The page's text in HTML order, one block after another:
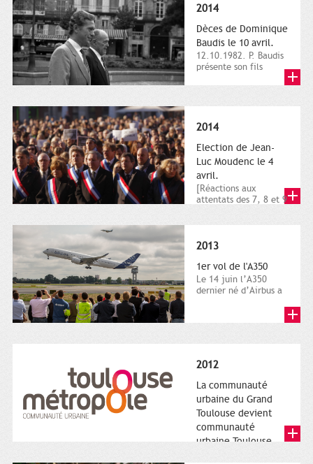
2014
Dèces de Dominique
Baudis le 10 avril.
12.10.1982. P. Baudis
présente son fils
2014
Election de Jean-
Luc Moudenc le 4
avril.
[Réactions aux
attentats des 7, 8 et 9
2013
1er vol de l'A350
Le 14 juin l’A350
dernier né d’Airbus a
2012
La communauté
urbaine du Grand
Toulouse devient
communauté
urbaine Toulouse